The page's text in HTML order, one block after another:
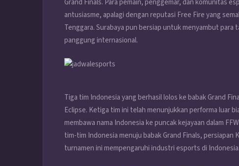
Grand Finals. Para pemain, penggemar, dan komunitas
antusiasme, apalagi dengan reputasi Free Fire yang
Tenggara. Surabaya pun bersiap untuk menyambut
panggung internasional.
Tiga tim Indonesia yang berhasil lolos ke babak Grand
Eclipse. Ketiga tim ini telah menunjukkan performa luar
membawa nama Indonesia ke puncak kejayaan dalam
tim-tim Indonesia menuju babak Grand Finals, persiapan
turnamen ini mempengaruhi industri esports di Indonesia.